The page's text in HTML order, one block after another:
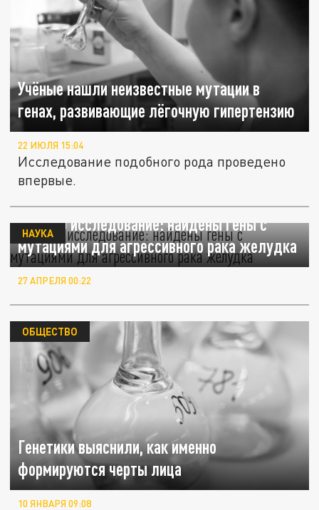
Учёные нашли неизвестные мутации в
генах, развивающие лёгочную гипертензию
22 ИЮЛЯ 15:04
Исследование подобного рода проведено
впервые.
Прошло исследование: найдены гены с
мутациями для агрессивного рака желудка
НАУКА
27 АПРЕЛЯ 00:22
Генетики выяснили, как именно
формируются черты лица
ОБЩЕСТВО
10 ЯНВАРЯ 09:08